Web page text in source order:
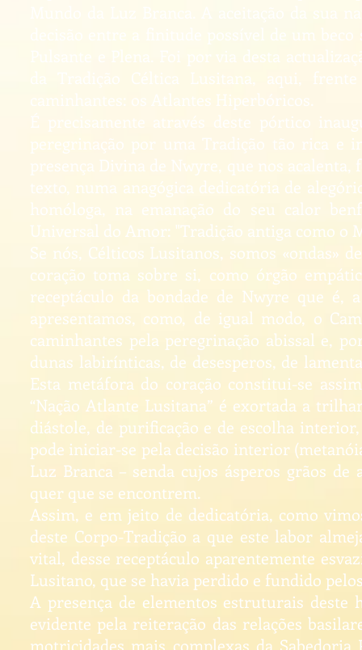
Mundo da Luz Branca. A aceitação da sua
decisão entre a finitude possível de um
Pulsante e Plena. Foi por via desta
da Tradição Céltica Lusitana, aqui,
caminhantes: os Atlantes Hiperbóricos.
É precisamente através deste pórtico
peregrinação por uma Tradição tão rica e
presença Divina de Nwyre, que nos
texto, numa anagógica dedicatória de
homóloga, na emanação do seu calor
Universal do Amor: "Tradição antiga como o
Se nós, Célticos Lusitanos, somos «ondas»
coração toma sobre si, como órgão
receptáculo da bondade de Nwyre que
apresentamos, como, de igual modo, o
caminhantes pela peregrinação abissal e,
dunas labirínticas, de desesperos, de
Esta metáfora do coração constitui-se
“Nação Atlante Lusitana” é exortada a
diástole, de purificação e de escolha
pode iniciar-se pela decisão interior
Luz Branca – senda cujos ásperos grãos
quer que se encontrem.
Assim, e em jeito de dedicatória, como
deste Corpo-Tradição a que este labor
vital, desse receptáculo aparentemente
Lusitano, que se havia perdido e fundido
A presença de elementos estruturais
evidente pela reiteração das relações
motricidades mais complexas da